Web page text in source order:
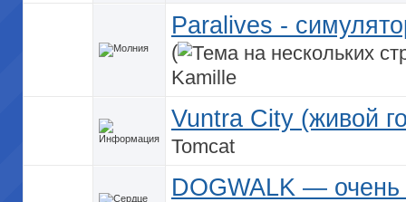
Paralives -
(
Kamille
Vuntra City (живой
Tomcat
DOGWALK — очень